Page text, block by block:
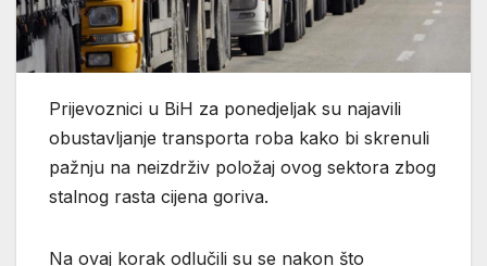
Prijevoznici u BiH za ponedjeljak su najavili
obustavljanje transporta roba kako bi skrenuli
pažnju na neizdrživ položaj ovog sektora zbog
stalnog rasta cijena goriva.
Na ovaj korak odlučili su se nakon što